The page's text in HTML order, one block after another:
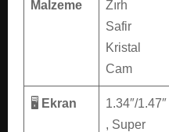
Malzeme
Zırh
Safir
Kristal
Cam
🖥️ Ekran
1.34″/1.47″
, Super